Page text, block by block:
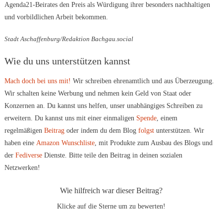
Agenda21-Beirates den Preis als Würdigung ihrer besonders nachhaltigen
und vorbildlichen Arbeit bekommen.
Stadt Aschaffenburg/Redaktion Bachgau.social
Wie du uns unterstützen kannst
Mach doch bei uns mit! Wir schreiben ehrenamtlich und aus Überzeugung.
Wir schalten keine Werbung und nehmen kein Geld von Staat oder
Konzernen an. Du kannst uns helfen, unser unabhängiges Schreiben zu
erweitern. Du kannst uns mit einer einmaligen Spende, einem
regelmäßigen Beitragoder indem du dem Blog folgstunterstützen. Wir
haben eine Amazon Wunschliste, mit Produkte zum Ausbau des Blogs und
der FediverseDienste. Bitte teile den Beitrag in deinen sozialen
Netzwerken!
Wie hilfreich war dieser Beitrag?
Klicke auf die Sterne um zu bewerten!